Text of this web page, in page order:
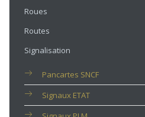
Roues
Routes
Signalisation
Pancartes SNCF
Signaux ETAT